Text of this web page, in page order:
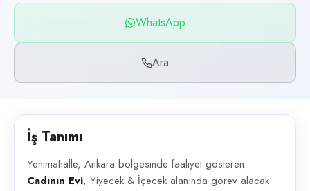
22 Ekim 2026
WhatsApp, Telefon
İlan açıklaması
WhatsApp
Ara
İş Tanımı
Yenimahalle, Ankara bölgesinde faaliyet gösteren
Cadının Evi, Yiyecek & İçecek alanında görev alacak